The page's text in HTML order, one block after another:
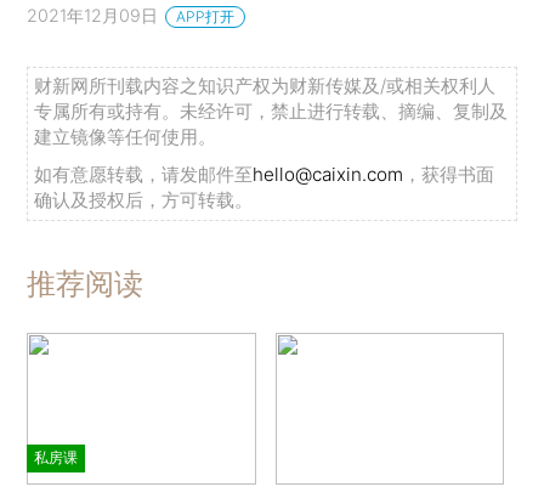
2021年12月09日 APP打开
财新网所刊载内容之知识产权为财新传媒及/或相关权利人
专属所有或持有。未经许可，禁止进行转载、摘编、复制及
建立镜像等任何使用。
如有意愿转载，请发邮件至hello@caixin.com ，获得书面
确认及授权后，方可转载。
推荐阅读
私房课